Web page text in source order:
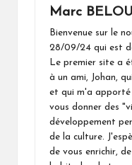
Marc
Bienvenue sur le
28/09/24 qui est
Le premier site a
à un ami, Johan,
et qui m'a apporté
vous donner des
développement
de la culture.
de vous enrichir,